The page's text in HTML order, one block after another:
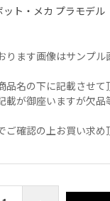
ット・メカ プラモデル
ります画像はサンプル
名の下に記載させて
載が御座いますが欠
ご確認の上お買い求め